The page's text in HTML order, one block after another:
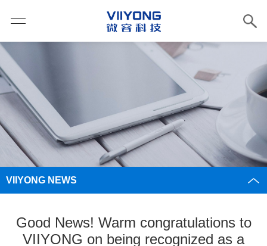
VIIYONG NEWS
Good News! Warm congratulations to
VIIYONG on being recognized as a